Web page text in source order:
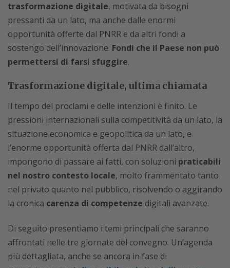
trasformazione digitale, motivata da bisogni
pressanti da un lato, ma anche dalle enormi
opportunità offerte dal PNRR e da altri fondi a
sostengo dell’innovazione. Fondi che il Paese non può
permettersi di farsi sfuggire.
Trasformazione digitale, ultima chiamata
Il tempo dei proclami e delle intenzioni è finito. Le
pressioni internazionali sulla competitività da un lato, la
situazione economica e geopolitica da un lato, e
l’enorme opportunità offerta dal PNRR dall’altro,
impongono di passare ai fatti, con soluzioni praticabili
nel nostro contesto locale, molto frammentato tanto
nel privato quanto nel pubblico, risolvendo o aggirando
la cronica carenza di competenze digitali avanzate.
Di seguito presentiamo i temi principali che saranno
affrontati nelle tre giornate del convegno. Un’agenda
più dettagliata, anche se ancora in fase di